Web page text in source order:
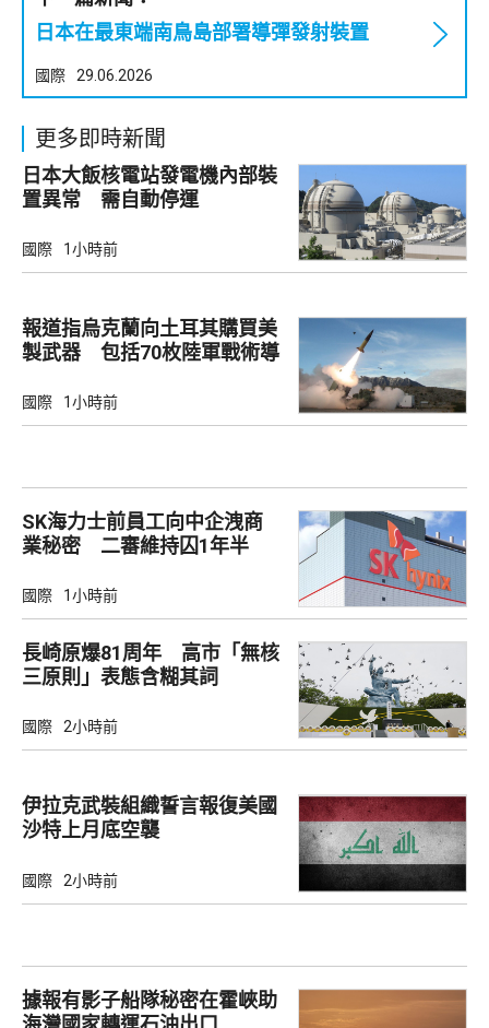
日本在最東端南鳥島部署導彈發射裝置
國際 29.06.2026
更多即時新聞
日本大飯核電站發電機內部裝
置異常 需自動停運
國際 1小時前
報道指烏克蘭向土耳其購買美
製武器 包括70枚陸軍戰術導
國際 1小時前
SK海力士前員工向中企洩商
業秘密 二審維持囚1年半
國際 1小時前
長崎原爆81周年 高市「無核
三原則」表態含糊其詞
國際 2小時前
伊拉克武裝組織誓言報復美國
沙特上月底空襲
國際 2小時前
據報有影子船隊秘密在霍峽助